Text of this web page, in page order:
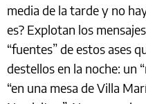
media de la tarde y no
es? Explotan los
“fuentes” de estos ases
destellos en la noche: un
“en una mesa de Villa